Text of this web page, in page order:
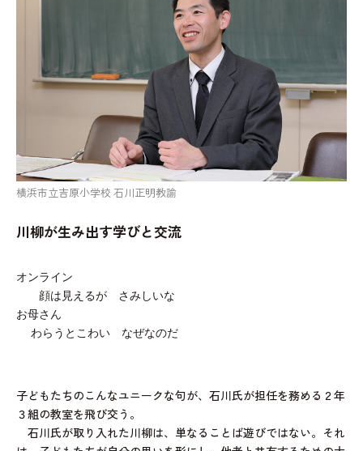
横浜市立吉原小学校 石川正明教諭
川柳が生み出す学びと交流
オンライン
顔は見えるが さみしいな
お母さん
わらうとこわい なぜなのだ
子どもたちのこんなユニークな句が、石川氏が担任を務める２年
３組の教室を飛び交う。
石川氏が取り入れた川柳は、単なることば遊びではない。それ